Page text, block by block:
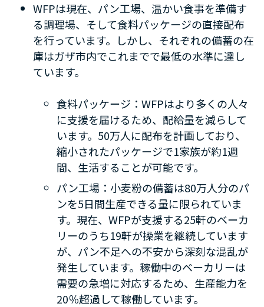
WFPは現在、パン工場、温かい食事を準備す
る調理場、そして食料パッケージの直接配布
を行っています。しかし、それぞれの備蓄の在
庫はガザ市内でこれまでで最低の水準に達し
ています。
食料パッケージ： WFPはより多くの人々
に支援を届けるため、配給量を減らして
います。 50万人に配布を計画しており、
縮小されたパッケージで1家族が約1週
間、生活することが可能です。
パン工場：小麦粉の備蓄は80万人分のパ
ンを5日間生産できる量に限られていま
す。現在、 WFPが支援する25軒のベーカ
リーのうち19軒が操業を継続しています
が、パン不足への不安から深刻な混乱が
発生しています。稼働中のベーカリーは
需要の急増に対応するため、生産能力を
20％超過して稼働しています。